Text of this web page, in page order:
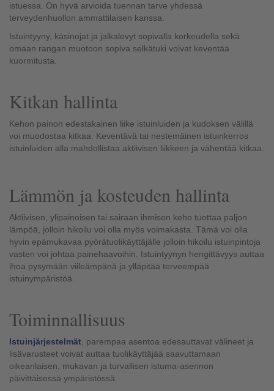
istuessa. On hyvä arvioida tuennan tarve yhdessä
terveydenhuollon ammattilaisen kanssa.
Istuintyyny, käsinojat ja jalkalevyt sopivalla korkeudella sekä
omaan rangan muotoon sopiva selkätuki voivat keventää
kuormitusta.
Kitkan hallinta
Kehon painon edestakainen liike istuinluiden ja kudoksen välillä
voi muodostaa kitkaa. Keventävä tai nestemäinen istuinkerros
istuinluiden alla mahdollistaa aktiivisen liikkeen ja vähentää kitkaa.
Lämmön ja kosteuden hallinta
Aktiivisen, ylipainoisen tai sairaan ihmisen keho tuottaa paljon
lämpöä, jolloin hikoilu voi olla myös voimakasta. Tämä voi olla
hyvin epämukavaa pyörätuolikäyttäjälle jolloin hikoilu istuinpintoja
vasten voi johtaa painehaavoihin. Istuintyynyn hengittävyys auttaa
ihoa pysymään viileämpänä ja ylläpitää terveempää
istuinympäristöä.
Toiminnallisuus
Istuinjärjestelmät , parempaa asentoa edesauttavat välineet ja
lisävarusteet voivat auttaa tuolikäyttäjää saavuttamaan
oikeanlaisen, mukavan ja turvallisen istuma-asennon
päivittäisessä ympäristössä.